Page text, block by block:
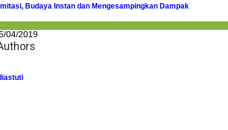
Budaya Instan dan Mengesampingkan Dampak
04/2019